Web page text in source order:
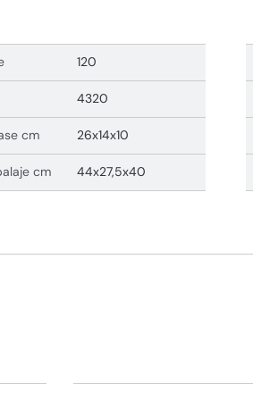
120
4320
cm 26x14x10
cm 44x27,5x40